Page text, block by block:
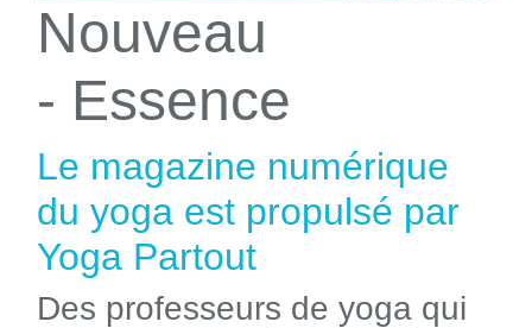
Nouveau
- Essence
Le magazine numérique
du yoga est propulsé par
Yoga Partout
Des professeurs de yoga qui